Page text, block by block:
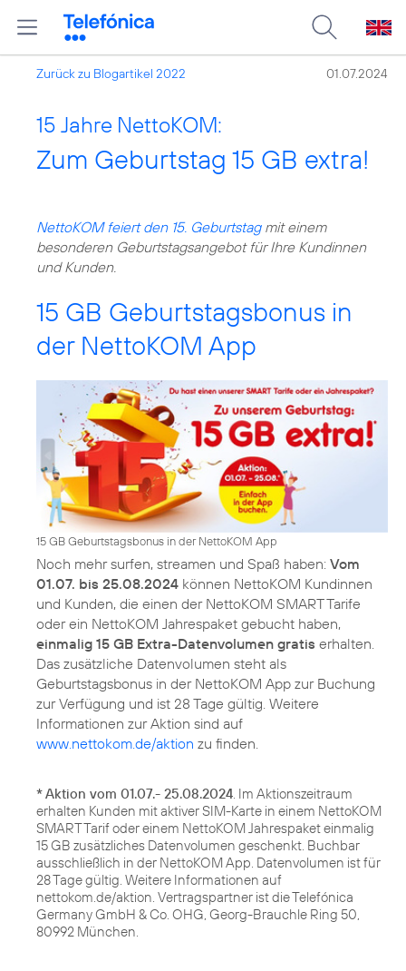
Zurück zu Blogartikel 2022 01.07.2024
15 Jahre NettoKOM:
Zum Geburtstag 15 GB extra!
NettoKOM feiert den 15. Geburtstagmit einem
besonderen Geburtstagsangebot für Ihre Kundinnen
und Kunden.
15 GB Geburtstagsbonus in
der NettoKOM App
15 GB Geburtstagsbonus in der NettoKOM App
Noch mehr surfen, streamen und Spaß haben: Vom
01.07. bis 25.08.2024 können NettoKOM Kundinnen
und Kunden, die einen der NettoKOM SMART Tarife
oder ein NettoKOM Jahrespaket gebucht haben,
einmalig 15 GB Extra-Datenvolumen gratis erhalten.
Das zusätzliche Datenvolumen steht als
Geburtstagsbonus in der NettoKOM App zur Buchung
zur Verfügung und ist 28 Tage gültig. Weitere
Informationen zur Aktion sind auf
www.nettokom.de/aktion zu finden.
*Aktion vom 01.07.- 25.08.2024. Im Aktionszeitraum
erhalten Kunden mit aktiver SIM-Karte in einem NettoKOM
SMART Tarif oder einem NettoKOM Jahrespaket einmalig
15 GB zusätzliches Datenvolumen geschenkt. Buchbar
ausschließlich in der NettoKOM App. Datenvolumen ist für
28 Tage gültig. Weitere Informationen auf
nettokom.de/aktion. Vertragspartner ist die Telefónica
Germany GmbH & Co. OHG, Georg-Brauchle Ring 50,
80992 München.